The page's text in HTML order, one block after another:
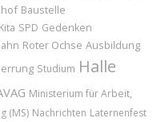
Baustelle
Kita SPD Gedenken
Roter Ochse Ausbildung
Studium Halle
Ministerium für Arbeit,
(MS) Nachrichten Laternenfest